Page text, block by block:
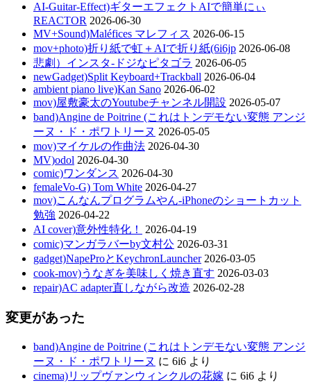
AI-Guitar-Effect)ギターエフェクトAIで簡単にぃ
REACTOR 2026-06-30
MV+Sound)Maléfices マレフィス 2026-06-15
mov+photo)折り紙で虹＋AIで折り紙(6i6jp 2026-06-08
悲劇）インスタ-ドジなピタゴラ 2026-06-05
newGadget)Split Keyboard+Trackball 2026-06-04
ambient piano live)Kan Sano 2026-06-02
mov)屋敷豪太のYoutubeチャンネル開設 2026-05-07
band)Angine de Poitrine (これはトンデモない変態 アンジ
ーヌ・ド・ポワトリーヌ 2026-05-05
mov)マイケルの作曲法 2026-04-30
MV)odol 2026-04-30
comic)ワンダンス 2026-04-30
femaleVo-G) Tom White 2026-04-27
mov)こんなんプログラムやん-iPhoneのショートカット
勉強 2026-04-22
AI cover)意外性特化！
2026-04-19
comic)マンガラバーby文村公 2026-03-31
gadget)NapeProとKeychronLauncher 2026-03-05
cook-mov)うなぎを美味しく焼き直す 2026-03-03
repair)AC adapter直しながら改造 2026-02-28
変更があった
band)Angine de Poitrine (これはトンデモない変態 アンジ
ーヌ・ド・ポワトリーヌ に 6i6 より
cinema)リップヴァンウィンクルの花嫁 に 6i6 より